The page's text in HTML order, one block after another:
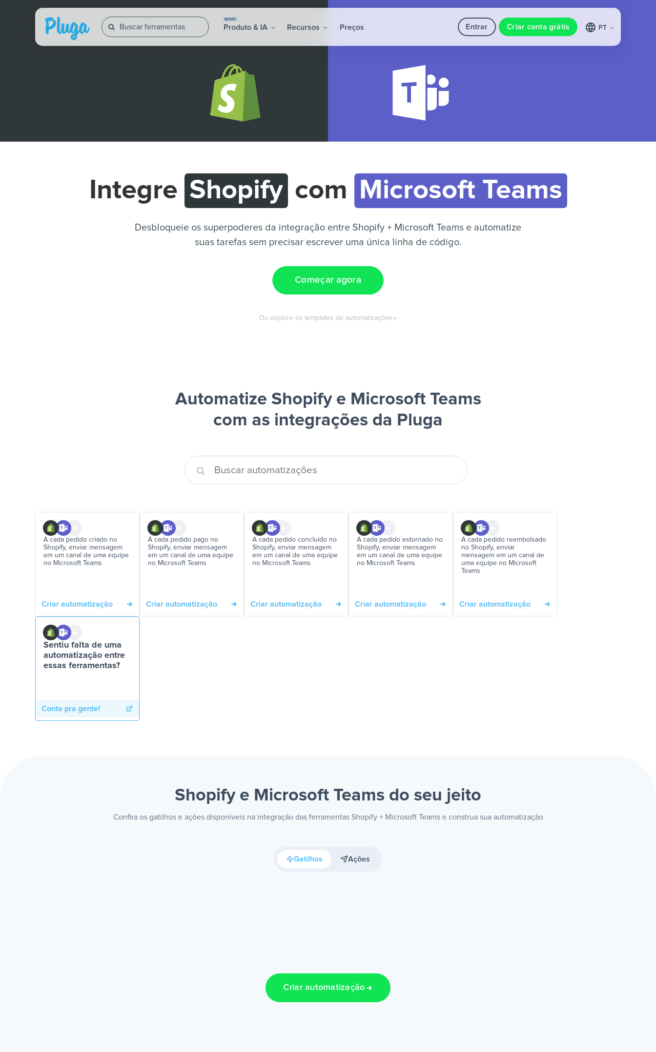
NOVO
Produto & IA Recursos Preços Entrar Criar conta grátis PT
Integre Shopify com Microsoft Teams
Desbloqueie os superpoderes da integração entre Shopify + Microsoft Teams e automatize
suas tarefas sem precisar escrever uma única linha de código.
Começar agora
Ou explore os templates de automatizações
Automatize Shopify e Microsoft Teams
com as integrações da Pluga
A cada pedido criado no
Shopify, enviar mensagem
em um canal de uma equipe
no Microsoft Teams
Criar automatização
A cada pedido pago no
Shopify, enviar mensagem
em um canal de uma equipe
no Microsoft Teams
Criar automatização
A cada pedido concluído no
Shopify, enviar mensagem
em um canal de uma equipe
no Microsoft Teams
Criar automatização
A cada pedido estornado no
Shopify, enviar mensagem
em um canal de uma equipe
no Microsoft Teams
Criar automatização
A cada pedido reembolsado
no Shopify, enviar
mensagem em um canal de
uma equipe no Microsoft
Teams
Criar automatização
Sentiu falta de uma
automatização entre
essas ferramentas?
Conta pra gente!
Shopify e Microsoft Teams do seu jeito
Confira os gatilhos e ações disponíveis na integração das ferramentas Shopify + Microsoft Teams e construa sua automatização
Gatilhos Ações
Criar automatização